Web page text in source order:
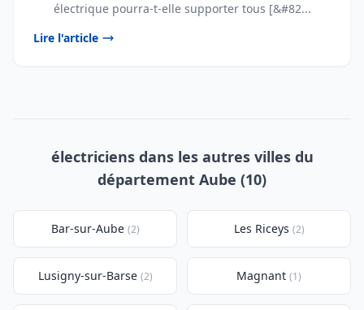
électrique pourra-t-elle supporter tous [&#82...
Lire l'article
électriciens dans les autres villes du
département Aube (10)
Bar-sur-Aube (2) Les Riceys (2)
Lusigny-sur-Barse (2) Magnant (1)